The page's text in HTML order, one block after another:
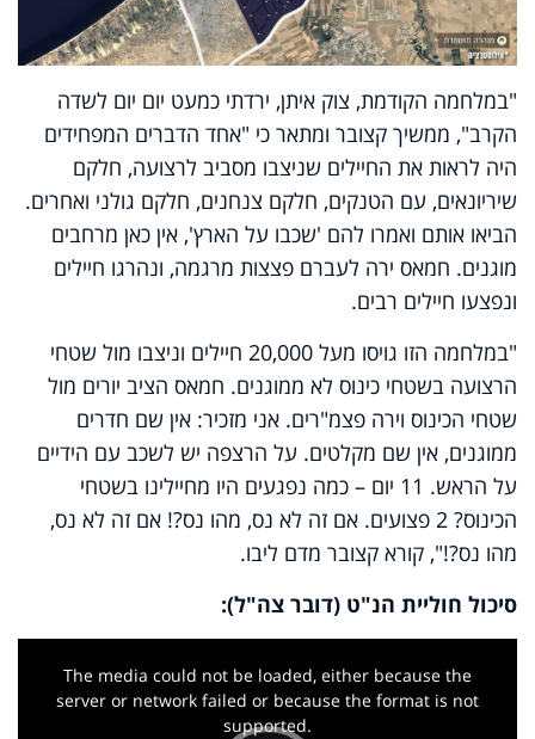
"במלחמה הקודמת, צוק איתן, ירדתי כמעט יום יום לשדה
הקרב", ממשיך קצובר ומתאר כי "אחד הדברים המפחידים
היה לראות את החיילים שניצבו מסביב לרצועה, חלקם
שיריונאים, עם הטנקים, חלקם צנחנים, חלקם גולני ואחרים.
הביאו אותם ואמרו להם 'שכבו על הארץ', אין כאן מרחבים
מוגנים. חמאס ירה לעברם פצצות מרגמה, ונהרגו חיילים
ונפצעו חיילים רבים.
"במלחמה הזו גויסו מעל 20,000 חיילים וניצבו מול שטחי
הרצועה בשטחי כינוס לא ממוגנים. חמאס הציב יורים מול
שטחי הכינוס וירה פצמ"רים. אני מזכיר: אין שם חדרים
ממוגנים, אין שם מקלטים. על הרצפה יש לשכב עם הידיים
על הראש. 11 יום – כמה נפגעים היו מחיילינו בשטחי
הכינוס? 2 פצועים. אם זה לא נס, מהו נס?! אם זה לא נס,
מהו נס?!", קורא קצובר מדם ליבו.
סיכול חוליית הנ"ט (דובר צה"ל):
The media could not be loaded, either because the
server or network failed or because the format is not
supported.